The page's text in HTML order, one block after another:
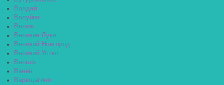
Валдай
Валуйки
Велиж
Великие Луки
Великий Новгород
Великий Устюг
Вельск
Венёв
Верещагино